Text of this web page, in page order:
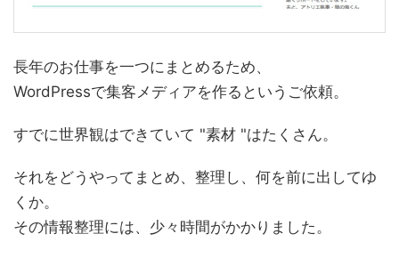
長年のお仕事を一つにまとめるため、
WordPressで集客メディアを作るというご依頼。
すでに世界観はできていて "素材 "はたくさん。
それをどうやってまとめ、整理し、何を前に出してゆ
くか。
その情報整理には、少々時間がかかりました。